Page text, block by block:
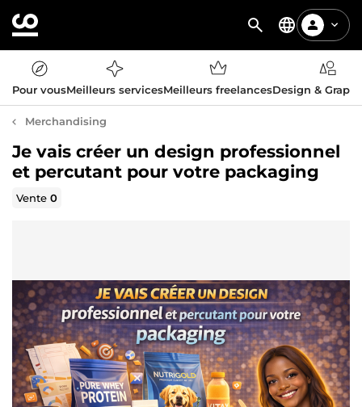
Pour vousMeilleurs servicesMeilleurs freelancesDesign &
Merchandising
Je vais créer un design professionnel
et percutant pour votre packaging
Vente0